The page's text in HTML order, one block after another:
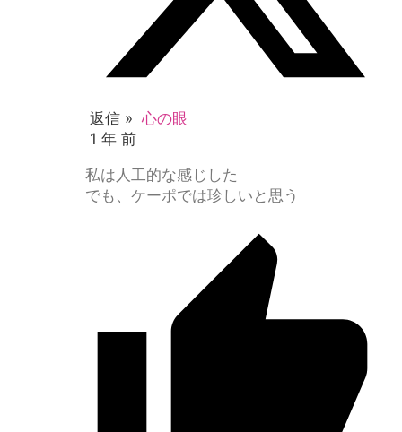
返信 » 心の眼
1 年 前
私は人工的な感じした
でも、ケーポでは珍しいと思う